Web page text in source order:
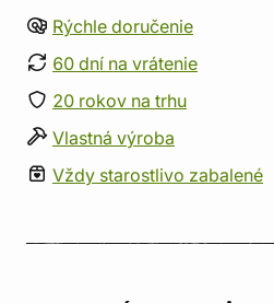
Rýchle doručenie
60 dní na vrátenie
20 rokov na trhu
Vlastná výroba
Vždy starostlivo zabalené